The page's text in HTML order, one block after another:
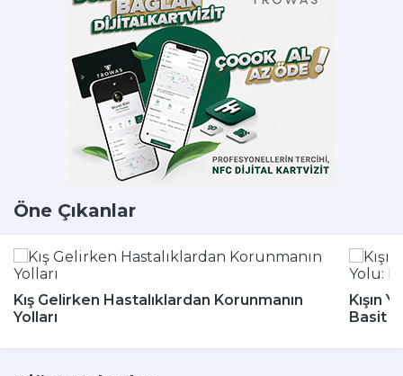
Öne Çıkanlar
Kış Gelirken Hastalıklardan Korunmanın
Yolları
Kışın
Basit